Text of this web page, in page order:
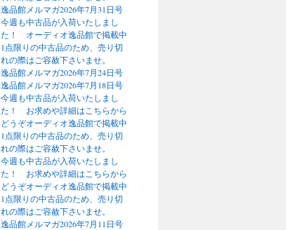
逸品館メルマガ2026年7月31日号
今週も中古品が入荷いたしまし
た！ オーディオ逸品館で掲載中
1点限りの中古品のため、売り切
れの際はご容赦下さいませ。
逸品館メルマガ2026年7月24日号
逸品館メルマガ2026年7月18日号
今週も中古品が入荷いたしまし
た！ お求めや詳細はこちらから
どうぞオーディオ逸品館で掲載中
1点限りの中古品のため、売り切
れの際はご容赦下さいませ。
今週も中古品が入荷いたしまし
た！ お求めや詳細はこちらから
どうぞオーディオ逸品館で掲載中
1点限りの中古品のため、売り切
れの際はご容赦下さいませ。
逸品館メルマガ2026年7月11日号